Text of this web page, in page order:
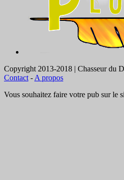
Copyright 2013-2018 | Chasseur du
Contact - A propos
Vous souhaitez faire votre pub sur le